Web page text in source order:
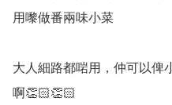
用嚟做番兩味小菜
大人細路都啱用，仲可以俾
啊👏🏻👏🏻